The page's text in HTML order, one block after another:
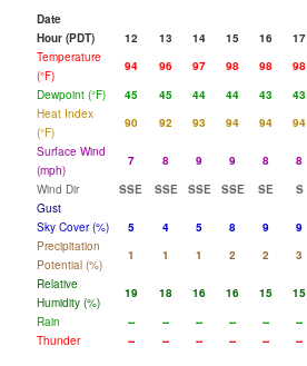
Date
Hour (PDT)
12 13 14 15 16 17
Temperature
(°F)
94 96 97 98 98 98
Dewpoint (°F)
45 45 44 44 43 43
Heat Index
(°F)
90 92 93 94 94 94
Surface Wind
(mph)
7 8 9 9 8 8
Wind Dir
SSE SSE SSE SSE SE S
Gust
Sky Cover (%)
5 4 5 8 9 9
Precipitation
Potential (%)
1 1 1 2 2 3
Relative
Humidity (%)
19 18 16 16 15 15
Rain
-- -- -- -- -- --
Thunder
-- -- -- -- -- --